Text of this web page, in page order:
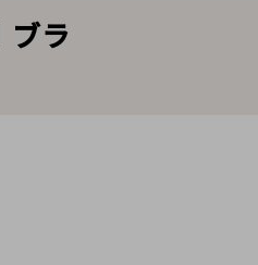
ブラ